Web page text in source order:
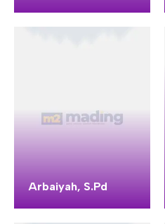
Arbaiyah, S.Pd